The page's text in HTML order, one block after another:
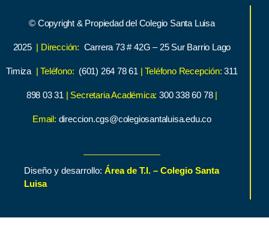
© Copyright & Propiedad del Colegio Santa Luisa
2025 | Dirección: Carrera 73 # 42G – 25 Sur Barrio Lago
Timiza | Teléfono: (601) 264 78 61 | Teléfono Recepción: 311
898 03 31 | Secretaria Académica:300 338 60 78 |
Email: direccion.cgs@colegiosantaluisa.edu.co
Diseño y desarrollo: Área de T.I. – Colegio Santa
Luisa